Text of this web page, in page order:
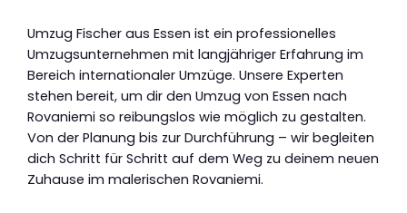
Umzug Fischer aus Essen ist ein professionelles
Umzugsunternehmen mit langjähriger Erfahrung im
Bereich internationaler Umzüge. Unsere Experten
stehen bereit, um dir den Umzug von Essen nach
Rovaniemi so reibungslos wie möglich zu gestalten.
Von der Planung bis zur Durchführung – wir begleiten
dich Schritt für Schritt auf dem Weg zu deinem neuen
Zuhause im malerischen Rovaniemi.